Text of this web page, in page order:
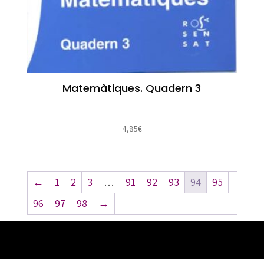
Matemàtiques. Quadern 3
4,85€
← 1 2 3 … 91 92 93 94
95
96
97 98 →